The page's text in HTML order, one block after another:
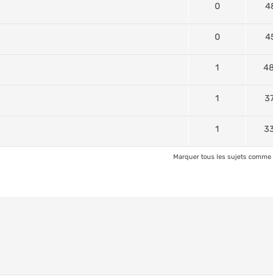
0
0
1
1
1
Marquer tous les sujets comme